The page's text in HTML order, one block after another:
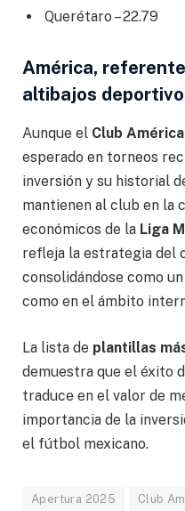
Querétaro – 22.79
América,
altibajos
Aunque el Club América
esperado en torneos
inversión y su historial
mantienen al club en la
económicos de la Liga
refleja la estrategia del
consolidándose como
como en el ámbito
La lista de plantillas
demuestra que el éxito
traduce en el valor de
importancia de la
el fútbol mexicano.
Apertura 2025 Club